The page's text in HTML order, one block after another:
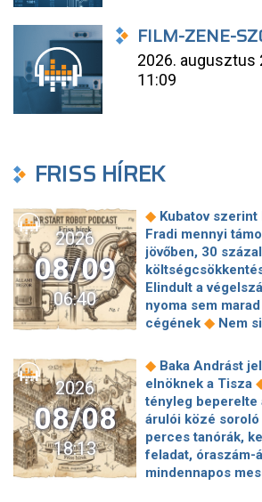
FILM-ZENE-
2026. augusztus
11:09
FRISS HÍREK
2026
08/09
06:40
◆ Kubatov
Fradi mennyi
jövőben, 30
Elindult a
nyoma sem
cégének ◆ Nem
tojással dobálták
miniszterelnököt
Szépségipar és
milyen erős
sebészet
Montenegróban ◆
lehetnek az alsó
komoly
2026
08/08
18:13
◆ Baka Andrást
elnöknek a Tisza
tényleg beperelte
árulói közé
perces tanórák,
feladat, óraszám-
mindennapos